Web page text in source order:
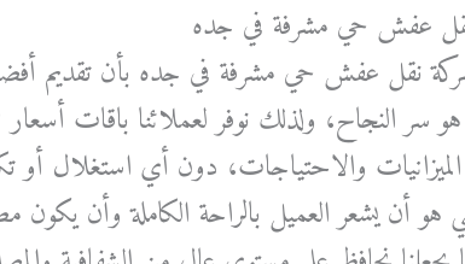
عفش حي مشرفة في جده
نقل عفش حي مشرفة في جده بأن تقديم
سر النجاح، ولذلك نوفر لعملائنا باقات
والاحتياجات، دون أي استغلال أو
هو أن يشعر العميل بالراحة الكاملة وأن يكون